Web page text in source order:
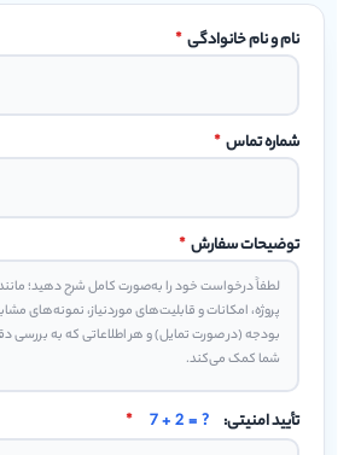
نام و نام خانوادگی *
شماره تماس *
توضیحات سفارش *
تأیید امنیتی: 7 + 2 = ?
*